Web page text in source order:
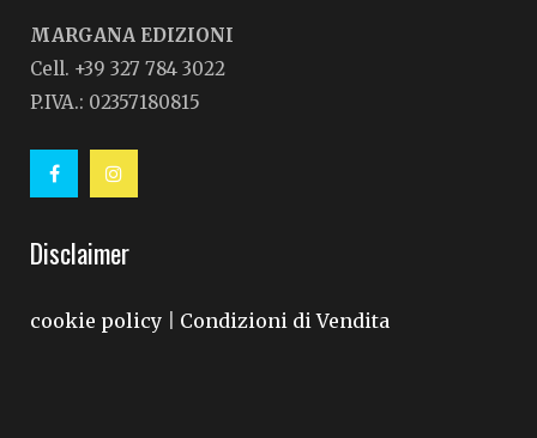
MARGANA EDIZIONI
Cell. +39 327 784 3022
P.IVA.: 02357180815
Disclaimer
cookie policy Condizioni di Vendita